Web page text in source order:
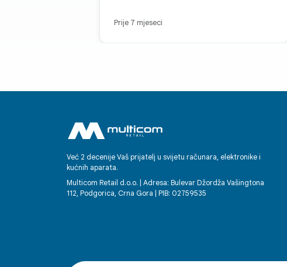
Prije 7 mjeseci
Već 2 decenije Vaš prijatelj u svijetu računara, elektronike i
kućnih aparata.
Multicom Retail d.o.o. | Adresa: Bulevar Džordža Vašingtona
112, Podgorica, Crna Gora | PIB: 02759535